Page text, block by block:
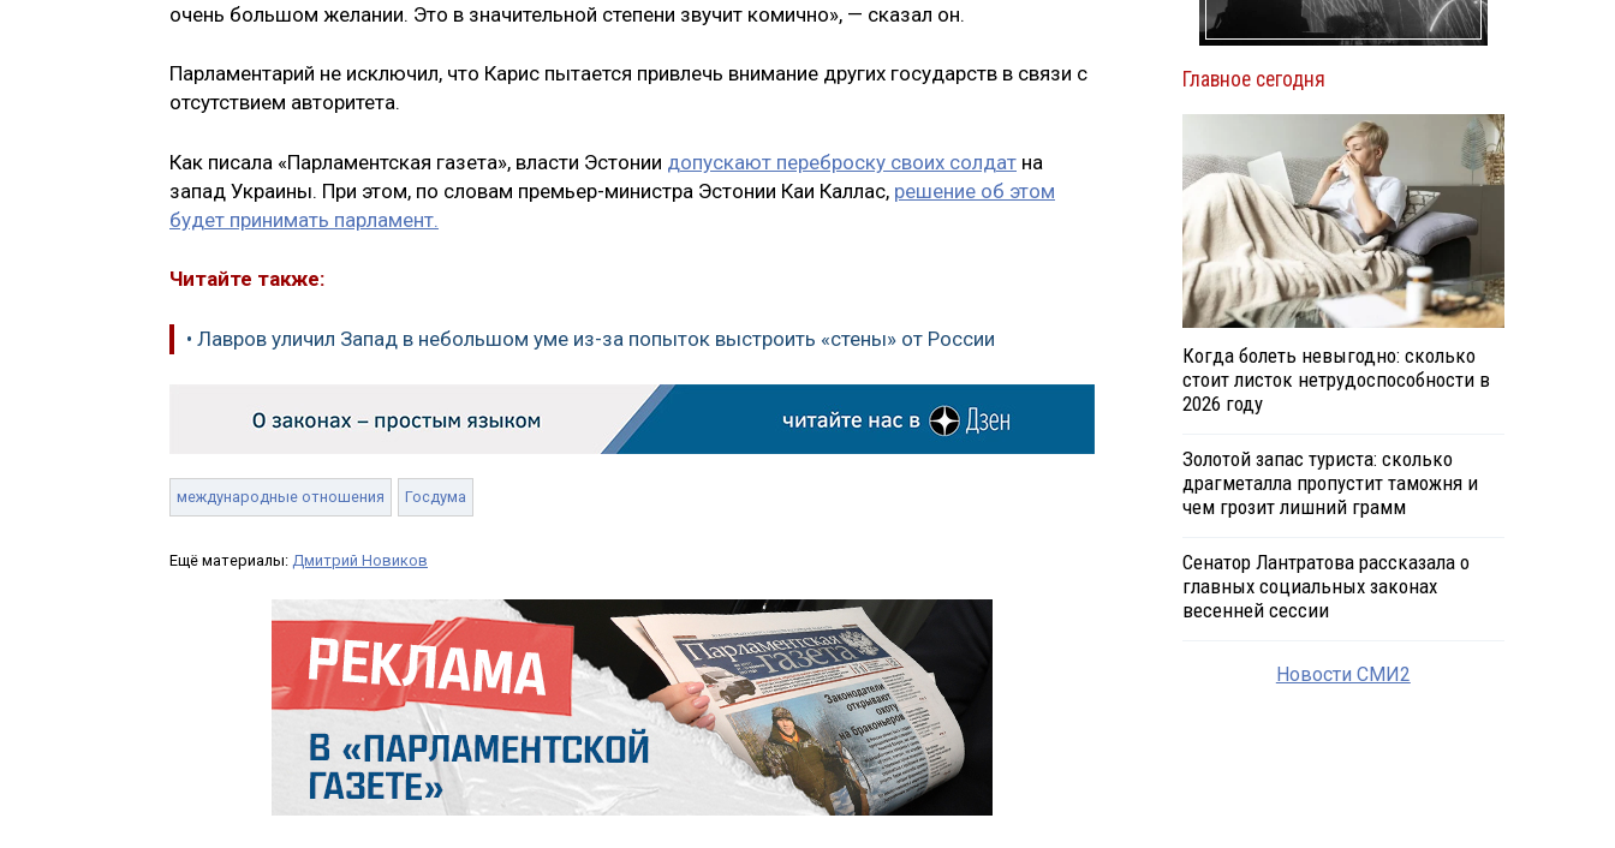
очень большом желании. Это в значительной степени звучит комично», — сказал он.
Парламентарий не исключил, что Карис пытается привлечь внимание других государств в связи с
отсутствием авторитета.
Как писала «Парламентская газета», власти Эстонии допускают переброску своих солдат на
запад Украины. При этом, по словам премьер-министра Эстонии Каи Каллас, решение об этом
будет принимать парламент.
Читайте также:
• Лавров уличил Запад в небольшом уме из-за попыток выстроить «стены» от России
международные отношения Госдума
Ещё материалы: Дмитрий Новиков
Главное сегодня
Когда болеть невыгодно: сколько
стоит листок нетрудоспособности в
2026 году
Золотой запас туриста: сколько
драгметалла пропустит таможня и
чем грозит лишний грамм
Сенатор Лантратова рассказала о
главных социальных законах
весенней сессии
Новости СМИ2